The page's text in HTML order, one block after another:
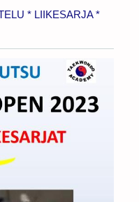
* LIIKESARJA *